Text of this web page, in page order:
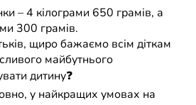
– 4 кілограми 650 грамів, а
300 грамів.
щиро бажаємо всім діткам
майбутнього
дитину❓
у найкращих умовах на